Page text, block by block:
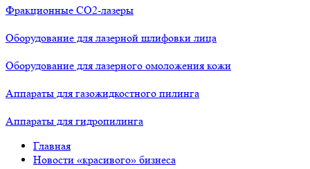
Фракционные СО2-лазеры
Оборудование для лазерной шлифовки лица
Оборудование для лазерного омоложения кожи
Аппараты для газожидкостного пилинга
Аппараты для гидропилинга
Главная
Новости «красивого» бизнеса